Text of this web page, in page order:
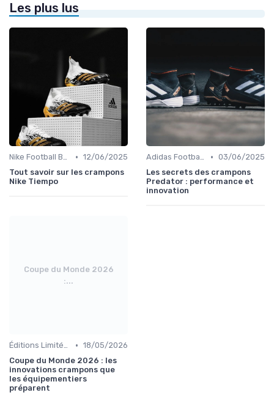
Les plus lus
Nike Football Boots • 12/06/2025
Tout savoir sur les crampons
Nike Tiempo
Adidas Football Boots • 03/06/2025
Les secrets des crampons
Predator : performance et
innovation
Coupe du Monde 2026
:...
Éditions Limitées et Collaborations • 18/05/2026
Coupe du Monde 2026 : les
innovations crampons que
les équipementiers
préparent